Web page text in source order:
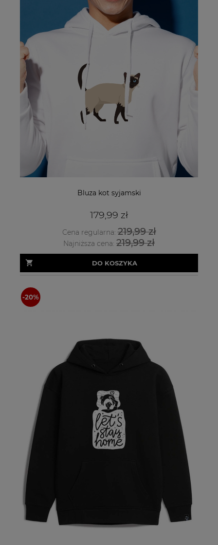
Bluza kot syjamski
179,99 zł
Cena regularna:219,99 zł
Najniższa cena: 219,99 zł
DO KOSZYKA